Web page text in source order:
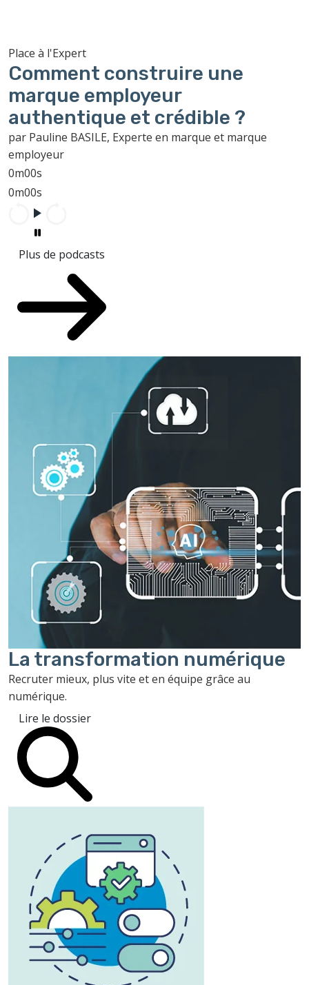
Place à l'Expert
Comment construire une
marque employeur
authentique et crédible ?
par Pauline BASILE, Experte en marque et marque
employeur
0m00s
0m00s
Plus de podcasts
La transformation numérique
Recruter mieux, plus vite et en équipe grâce au
numérique.
Lire le dossier